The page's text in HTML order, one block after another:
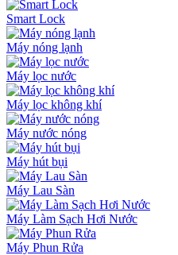
Smart Lock
Máy nóng lạnh
Máy lọc nước
Máy lọc không khí
Máy nước nóng
Máy hút bụi
Máy Lau Sàn
Máy Làm Sạch Hơi Nước
Máy Phun Rửa